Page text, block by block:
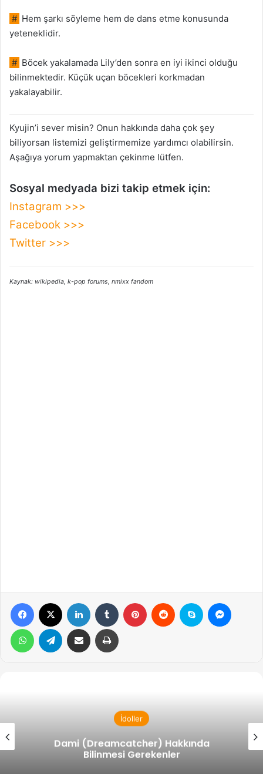
# Hem şarkı söyleme hem de dans etme konusunda
yeteneklidir.
# Böcek yakalamada Lily’den sonra en iyi ikinci olduğu
bilinmektedir. Küçük uçan böcekleri korkmadan
yakalayabilir.
Kyujin’i sever misin? Onun hakkında daha çok şey
biliyorsan listemizi geliştirmemize yardımcı olabilirsin.
Aşağıya yorum yapmaktan çekinme lütfen.
Sosyal medyada bizi takip etmek için:
Instagram >>>
Facebook >>>
Twitter >>>
Kaynak: wikipedia, k-pop forums, nmixx fandom
Facebook LinkedIn Tumblr Pinterest Reddit Skype
WhatsAppTelegram Email ile gönder Yazdır
İdoller
Yoohyeon (Dreamcatcher) Hakkında
Bilinmesi Gerekenler